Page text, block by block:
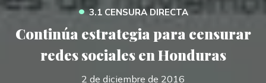
• 3.1 CENSURA DIRECTA
Continúa estrategia para censurar
redes sociales en Honduras
2 de diciembre de 2016